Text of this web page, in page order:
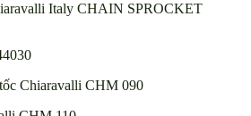
Italy CHAIN SPROCKET
Chiaravalli CHM 090